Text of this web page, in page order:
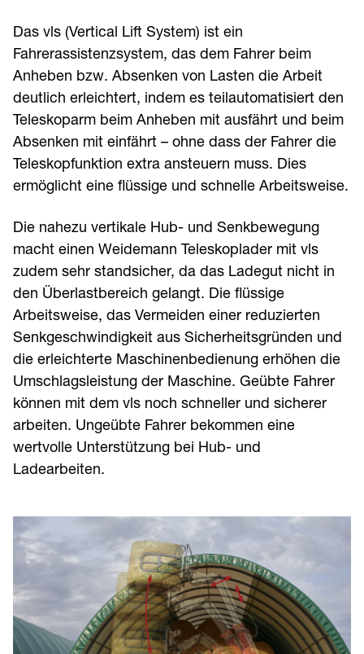
Das vls (Vertical Lift System) ist ein
Fahrerassistenzsystem, das dem Fahrer beim
Anheben bzw. Absenken von Lasten die Arbeit
deutlich erleichtert, indem es teilautomatisiert den
Teleskoparm beim Anheben mit ausfährt und beim
Absenken mit einfährt – ohne dass der Fahrer die
Teleskopfunktion extra ansteuern muss. Dies
ermöglicht eine flüssige und schnelle Arbeitsweise.
Die nahezu vertikale Hub-­ und Senkbewegung
macht einen Weidemann Teleskoplader mit vls
zudem sehr standsicher, da das Ladegut nicht in
den Überlastbereich gelangt. Die flüssige
Arbeitsweise, das Vermeiden einer reduzierten
Senkgeschwindigkeit aus Sicherheitsgründen und
die erleichterte Maschinenbedienung erhöhen die
Umschlagsleistung der Maschine. Geübte Fahrer
können mit dem vls noch schneller und sicherer
arbeiten. Ungeübte Fahrer bekommen eine
wertvolle Unterstützung bei Hub- und
Ladearbeiten.